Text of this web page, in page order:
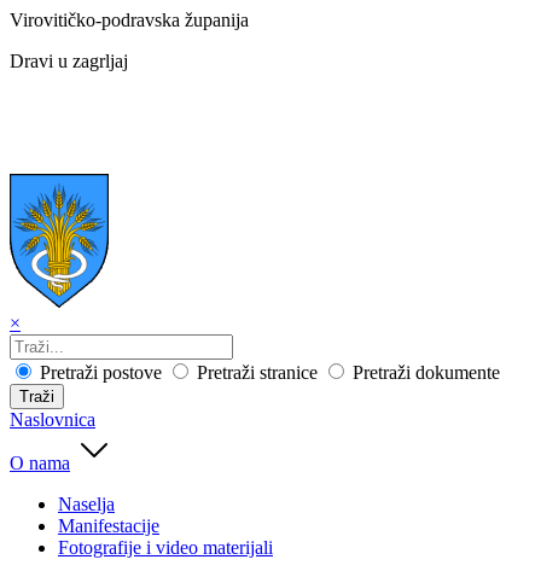
Virovitičko-podravska županija
Dravi u zagrljaj
×
Pretraži postove Pretraži stranice Pretraži dokumente
Traži
Naslovnica
O nama
Naselja
Manifestacije
Fotografije i video materijali